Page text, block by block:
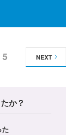
5 NEXT
か？